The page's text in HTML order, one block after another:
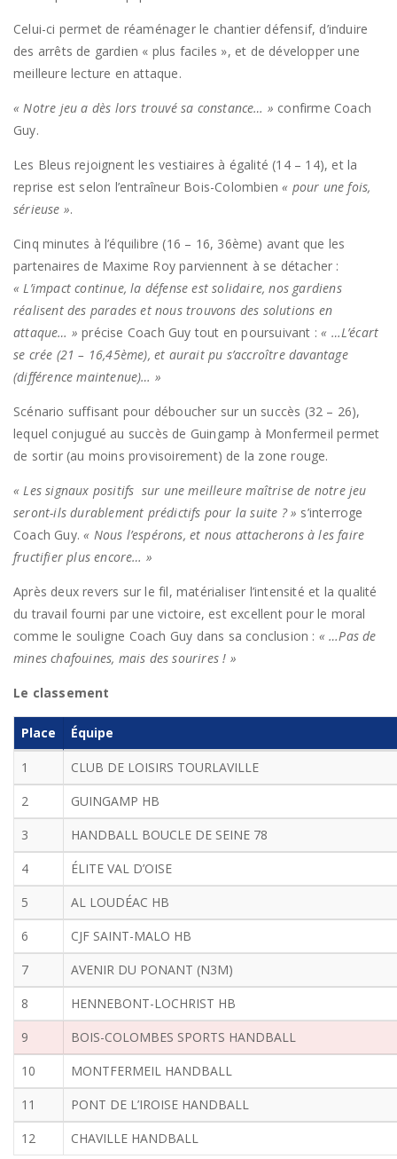
Celui-ci permet de réaménager le chantier défensif, d’induire
des arrêts de gardien « plus faciles », et de développer une
meilleure lecture en attaque.
« Notre jeu a dès lors trouvé sa constance… » confirme Coach
Guy.
Les Bleus rejoignent les vestiaires à égalité (14 – 14), et la
reprise est selon l’entraîneur Bois-Colombien« pour une fois,
sérieuse ».
Cinq minutes à l’équilibre (16 – 16, 36ème) avant que les
partenaires de Maxime Roy parviennent à se détacher :
« L’impact continue, la défense est solidaire, nos gardiens
réalisent des parades et nous trouvons des solutions en
attaque… » précise Coach Guy tout en poursuivant :« …L’écart
se crée (21 – 16,45ème), et aurait pu s’accroître davantage
(différence maintenue)… »
Scénario suffisant pour déboucher sur un succès (32 – 26),
lequel conjugué au succès de Guingamp à Monfermeil permet
de sortir (au moins provisoirement) de la zone rouge.
« Les signaux positifs sur une meilleure maîtrise de notre jeu
seront-ils durablement prédictifs pour la suite ? » s’interroge
Coach Guy.« Nous l’espérons, et nous attacherons à les faire
fructifier plus encore… »
Après deux revers sur le fil, matérialiser l’intensité et la qualité
du travail fourni par une victoire, est excellent pour le moral
comme le souligne Coach Guy dans sa conclusion : « …Pas de
mines chafouines, mais des sourires ! »
Le classement
Place Équipe
1
CLUB DE LOISIRS TOURLAVILLE
2
GUINGAMP HB
3
HANDBALL BOUCLE DE SEINE 78
4
ÉLITE VAL D’OISE
5
AL LOUDÉAC HB
6
CJF SAINT-MALO HB
7
AVENIR DU PONANT (N3M)
8
HENNEBONT-LOCHRIST HB
9
BOIS-COLOMBES SPORTS HANDBALL
10
MONTFERMEIL HANDBALL
11
PONT DE L’IROISE HANDBALL
12
CHAVILLE HANDBALL